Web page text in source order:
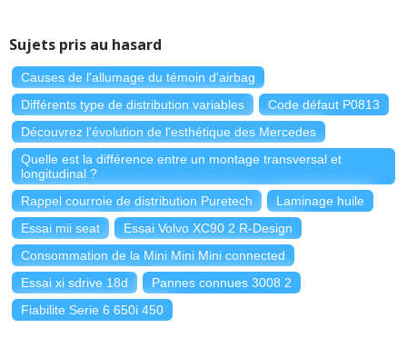
Sujets pris au hasard
Causes de l'allumage du témoin d'airbag
Différents type de distribution variables
Code défaut P0813
Découvrez l'évolution de l'esthétique des Mercedes
Quelle est la différence entre un montage transversal et
longitudinal ?
Rappel courroie de distribution Puretech
Laminage huile
Essai mii seat
Essai Volvo XC90 2 R-Design
Consommation de la Mini Mini Mini connected
Essai xi sdrive 18d
Pannes connues 3008 2
Fiabilite Serie 6 650i 450